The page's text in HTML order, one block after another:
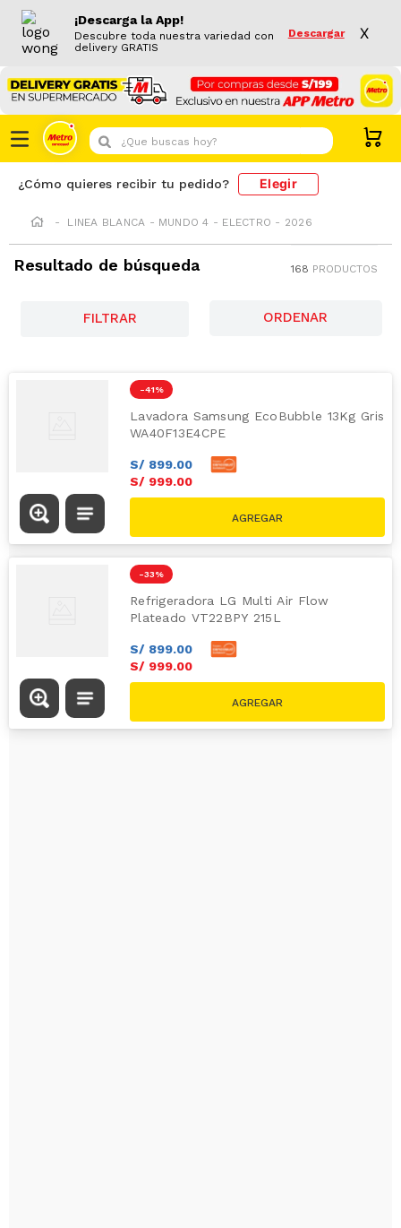
¡Descarga la App!
Descubre toda nuestra variedad con
delivery GRATIS
Descargar X
¿Que buscas hoy?
¿Cómo quieres recibir tu pedido? Elegir
LINEA BLANCA - MUNDO 4 - ELECTRO - 2026
Resultado de búsqueda 168 PRODUCTOS
FILTRAR
-41 %
Lavadora Samsung EcoBubble 13Kg Gris
WA40F13E4CPE
S/ 899.00
S/ 999.00
S/1699.00
-33 %
Refrigeradora LG Multi Air Flow
Plateado VT22BPY 215L
S/ 899.00
S/ 999.00
S/1499.00